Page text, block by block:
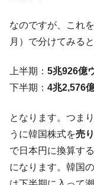
だった選手とは？
Fact1
甲子園通
ている意外な選手と
なのですが、これ
月）で分けてみると
上半期： 5兆926億
下半期： 4兆2,576
となります。つま
うに韓国株式を売
で日本円に換算す
になります。韓国